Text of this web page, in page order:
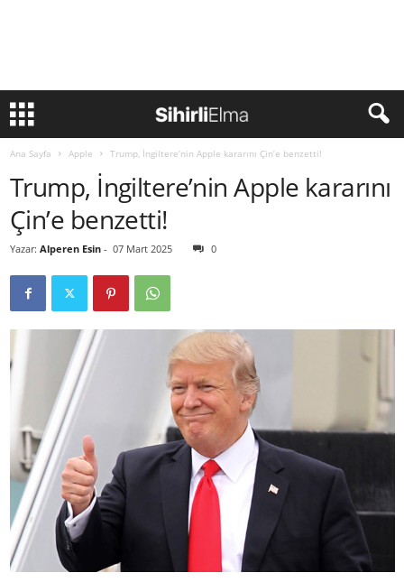
Ana Sayfa Apple Trump, İngiltere’nin Apple kararını Çin’e benzetti!
Trump, İngiltere’nin Apple kararını
Çin’e benzetti!
Yazar: Alperen Esin - 07 Mart 2025 0